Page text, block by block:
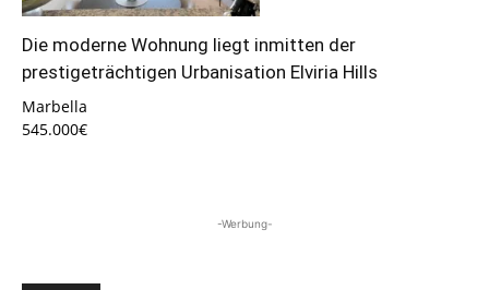
Die moderne Wohnung liegt inmitten der
prestigeträchtigen Urbanisation Elviria Hills
Marbella
545.000€
-Werbung-